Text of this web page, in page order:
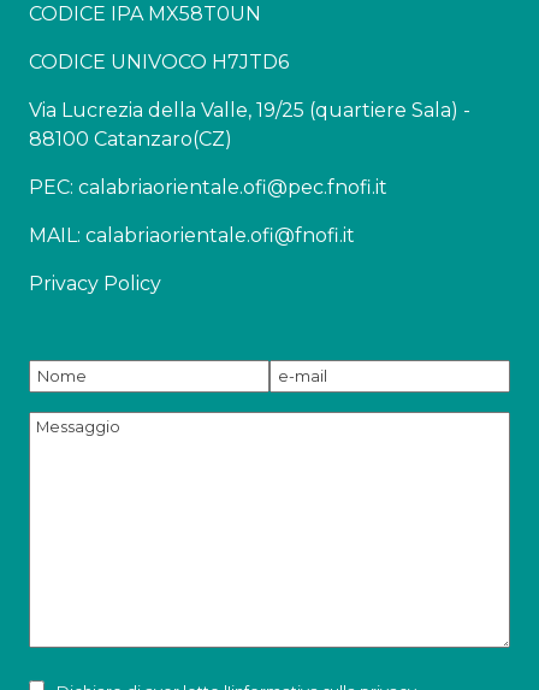
CODICE IPA MX58T0UN
CODICE UNIVOCO H7JTD6
Via Lucrezia della Valle, 19/25 (quartiere Sala) -
88100 Catanzaro(CZ)
PEC: calabriaorientale.ofi@pec.fnofi.it
MAIL: calabriaorientale.ofi@fnofi.it
Privacy Policy